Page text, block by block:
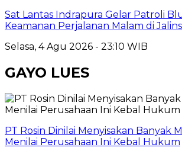
Sat Lantas Indrapura Gelar Patroli
Keamanan Perjalanan Malam di
Selasa, 4 Agu 2026 - 23:10 WIB
GAYO LUES
PT Rosin Dinilai Menyisakan Banyak
Menilai Perusahaan Ini Kebal Hukum